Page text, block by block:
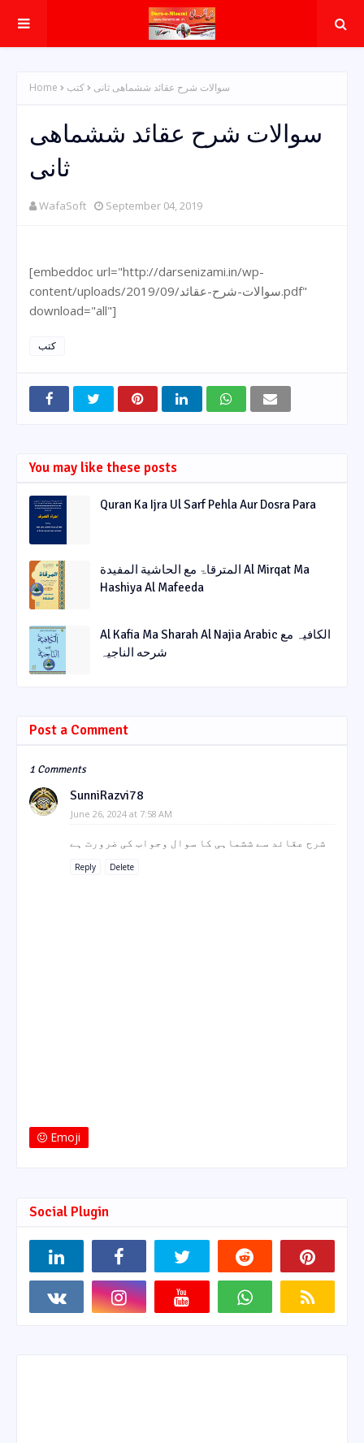
Home کتب سوالات شرح عقائد ششماھی ثانی
سوالات شرح عقائد ششماھی
ثانی
WafaSoft September 04, 2019
[embeddoc url="http://darsenizami.in/wp-
content/uploads/2019/09/سوالات-شرح-عقائد.pdf"
download="all"]
کتب
You may like these posts
Quran Ka Ijra Ul Sarf Pehla Aur Dosra Para
المترقاۃ مع الحاشیة المفیدة Al Mirqat Ma
Hashiya Al Mafeeda
Al Kafia Ma Sharah Al Najia Arabic الکافیہ مع
شرحه الناجیہ
Post a Comment
1 Comments
SunniRazvi78
June 26, 2024 at 7:58 AM
شرح عقائد سے ششماہی کا سوال وجواب کی ضرورت ہے
Reply Delete
Emoji
Social Plugin